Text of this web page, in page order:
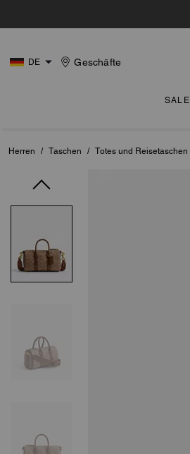
DE Geschäfte
SALE
Herren / Taschen / Totes und Reisetaschen